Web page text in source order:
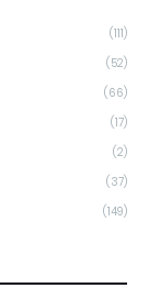
(111)
(52)
(66)
(17)
(2)
(37)
(149)